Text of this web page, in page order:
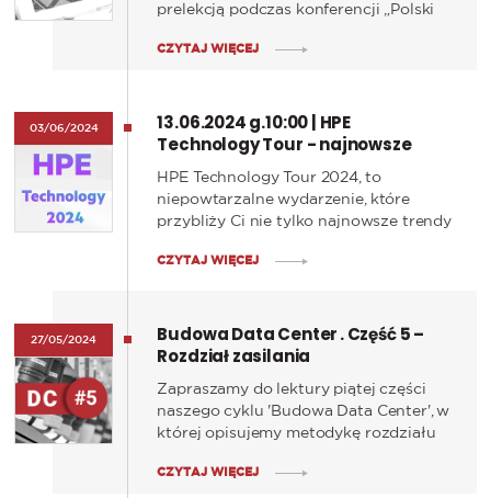
prelekcją podczas konferencji „Polski
wyzwania”. W swoim wystąpieniu
cyberzagrożeń wymierzonych
przeciwko placówkom medycznym.
CZYTAJ WIĘCEJ
03/06/2024
13.06.2024 g.10:00 | HPE
Technology Tour - najnowsze
trendy oraz rozwiązania IT
HPE Technology Tour 2024, to
niepowtarzalne wydarzenie, które
przybliży Ci nie tylko najnowsze trendy
adresować wyzwania w Twojej branży
przedsiębiorstwach, będących liderami
w swoich branżach.
CZYTAJ WIĘCEJ
27/05/2024
Budowa Data Center . Część 5 –
Rozdział zasilania
Zapraszamy do lektury piątej części
naszego cyklu 'Budowa Data Center', w
której opisujemy metodykę rozdziału
Zrozumienie tych zagadnień jest
CZYTAJ WIĘCEJ